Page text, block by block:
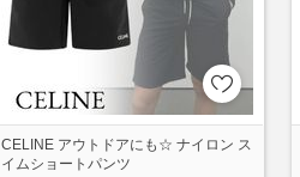
CELINE アウトドアにも☆ ナイロン ス
イムショートパンツ